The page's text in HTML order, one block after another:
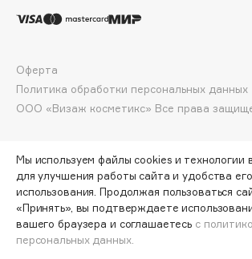
Dolomit
DP Daily Perfection
Dr. Vranjes Firenze
Dr.Althea
Dr.Jart+
DSD de Luxe
Dyson
ДОБАВИТЬ В КОРЗИНУ
ООО «Визаж косметикс» Все права
Оферта
Политика обработки персональных данных
Мы используем файлы cookies и технологии
для улучшения работы сайта и удобства его
использования. Продолжая пользоваться
«Принять», вы подтверждаете
вашего браузера и соглашаетесь с
персональных данных.